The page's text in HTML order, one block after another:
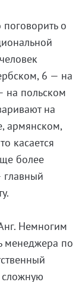
о
6 — на
на польском
на
армянском,
касается
более
Немногим
менеджера по
сложную